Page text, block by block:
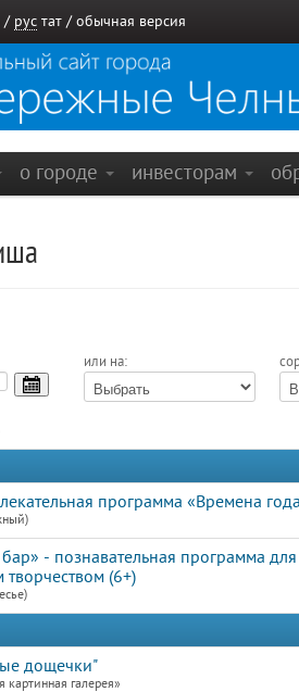
/ рус тат / обычная версия
о городе инвесторам
или на:
программа «Времена
- познавательная программа
(6+)
дощечки"
галерея»